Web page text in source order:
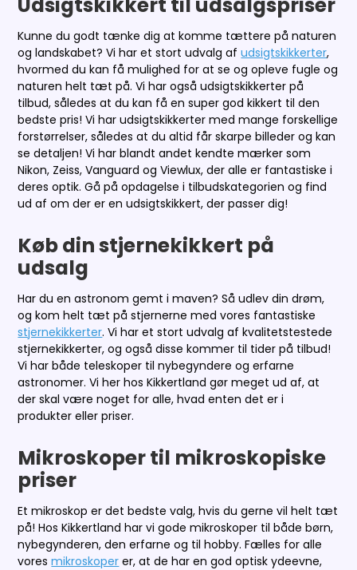
Kunne du godt tænke dig at komme tættere på naturen
og landskabet? Vi har et stort udvalg afudsigtskikkerter,
hvormed du kan få mulighed for at se og opleve fugle og
naturen helt tæt på. Vi har også udsigtskikkerter på
tilbud, således at du kan få en super god kikkert til den
bedste pris! Vi har udsigtskikkerter med mange forskellige
forstørrelser, således at du altid får skarpe billeder og kan
se detaljen! Vi har blandt andet kendte mærker som
Nikon, Zeiss, Vanguard og Viewlux, der alle er fantastiske i
deres optik. Gå på opdagelse i tilbudskategorien og find
ud af om der er en udsigtskikkert, der passer dig!
Køb din stjernekikkert på
udsalg
Har du en astronom gemt i maven? Så udlev din drøm,
og kom helt tæt på stjernerne med vores fantastiske
stjernekikkerter. Vi har et stort udvalg af kvalitetstestede
stjernekikkerter, og også disse kommer til tider på tilbud!
Vi har både teleskoper til nybegyndere og erfarne
astronomer. Vi her hos Kikkertland gør meget ud af, at
der skal være noget for alle, hvad enten det er i
produkter eller priser.
Mikroskoper til mikroskopiske
priser
Et mikroskop er det bedste valg, hvis du gerne vil helt tæt
på! Hos Kikkertland har vi gode mikroskoper til både børn,
nybegynderen, den erfarne og til hobby. Fælles for alle
voresmikroskoper er, at de har en god optisk ydeevne,